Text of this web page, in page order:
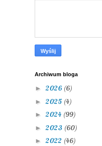
Archiwum bloga
► 2026 (6)
► 2025 (4)
► 2024 (99)
► 2023 (60)
► 2022 (46)